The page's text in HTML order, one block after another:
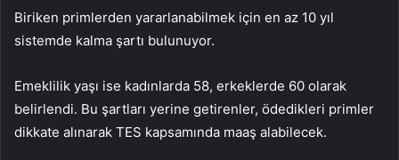
Biriken primlerden yararlanabilmek için en az 10 yıl
sistemde kalma şartı bulunuyor.
Emeklilik yaşı ise kadınlarda 58, erkeklerde 60 olarak
belirlendi. Bu şartları yerine getirenler, ödedikleri primler
dikkate alınarak TES kapsamında maaş alabilecek.